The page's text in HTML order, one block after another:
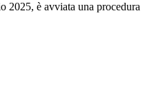
2025, è avviata una procedura